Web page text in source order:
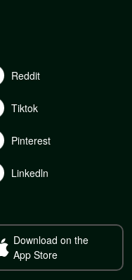
Reddit
Tiktok
Pinterest
Linkedln
Download on the
App Store